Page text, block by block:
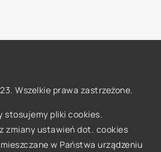
Wszelkie prawa zastrzeżone.
stosujemy pliki cookies.
zmiany ustawień dot. cookies
w Państwa urządzeniu